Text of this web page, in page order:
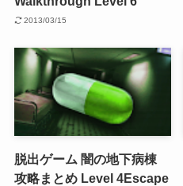
2013/03/15
脱出ゲーム 闇の地下病棟
攻略まとめ Level 4Escape